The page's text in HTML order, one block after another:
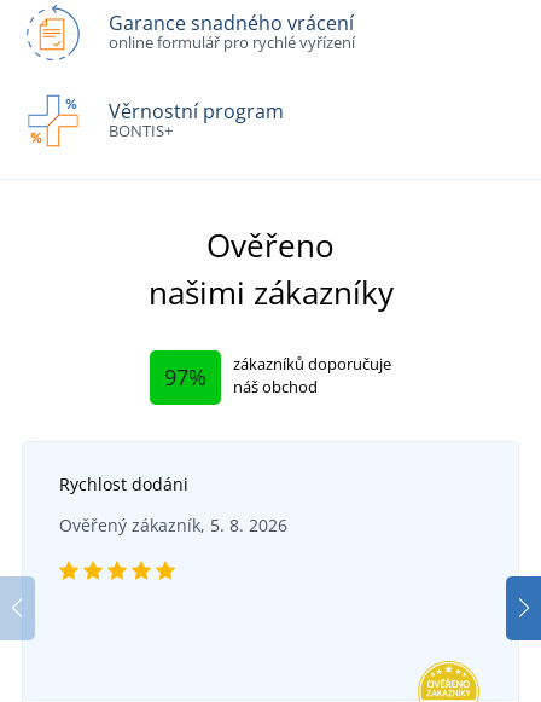
Garance snadného vrácení
online formulář pro rychlé vyřízení
Věrnostní program
BONTIS+
Ověřeno
našimi zákazníky
97%
zákazníků doporučuje
náš obchod
Rychlost dodáni
Ověřený zákazník, 5. 8. 2026